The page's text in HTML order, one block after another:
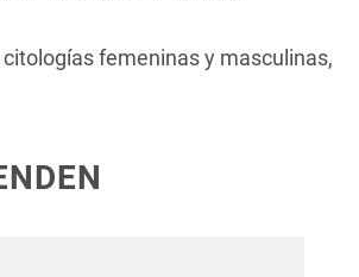
femeninas y masculinas,